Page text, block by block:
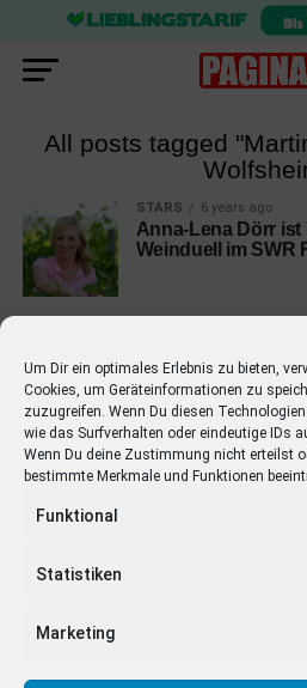
Um Dir ein optimales Erlebnis zu bieten,
Cookies, um Geräteinformationen zu
zuzugreifen. Wenn Du diesen
wie das Surfverhalten oder eindeutige IDs
Wenn Du deine Zustimmung nicht erteilst
bestimmte Merkmale und Funktionen
Funktional
Statistiken
Marketing
All posts tagged
STARS 6 years ago
Anna-Lena Dörr ist
Weinduell im SWR
STARS 4 years ago
Barbara